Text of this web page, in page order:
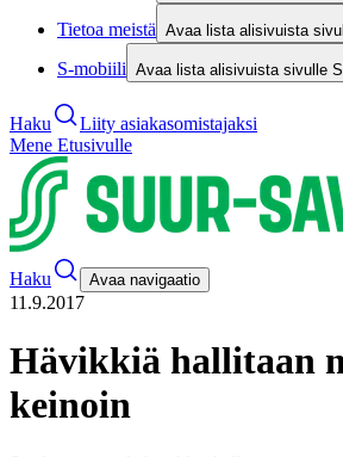
Tietoa meistä Avaa lista alisivuista
S-mobiili Avaa lista alisivuista sivulle
Haku
Liity asiakasomistajaksi
Mene Etusivulle
Haku Avaa navigaatio
11.9.2017
Hävikkiä hallitaan
keinoin